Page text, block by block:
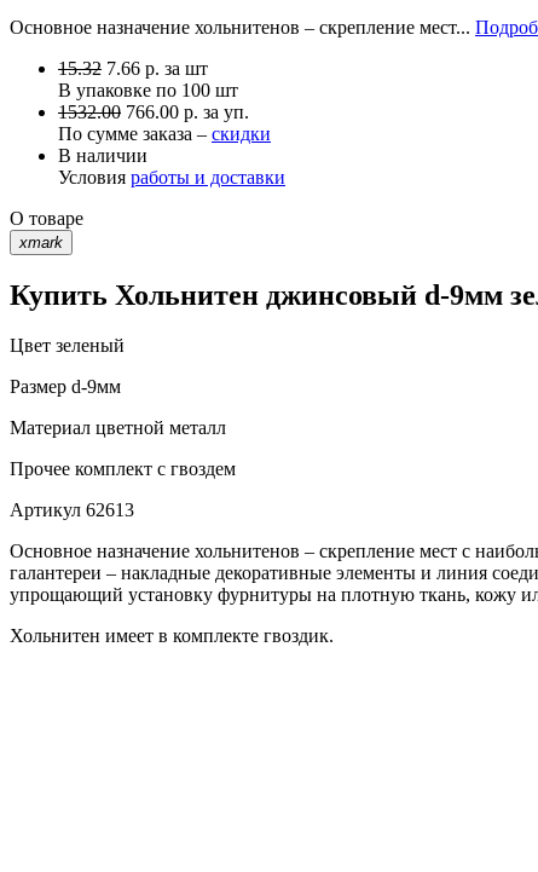
Основное назначение хольнитенов – скрепление мест...
15.32 7.66 р. за шт
В упаковке по 100 шт
1532.00 766.00 р. за уп.
По сумме заказа – скидки
В наличии
Условия работы и доставки
О товаре
xmark
Купить Хольнитен джинсовый d-9мм
Цвет зеленый
Размер d-9мм
Материал цветной металл
Прочее комплект с гвоздем
Артикул 62613
Основное назначение хольнитенов – скрепление мест с
галантереи – накладные декоративные элементы и линия
упрощающий установку фурнитуры на плотную ткань, кожу
Хольнитен имеет в комплекте гвоздик.